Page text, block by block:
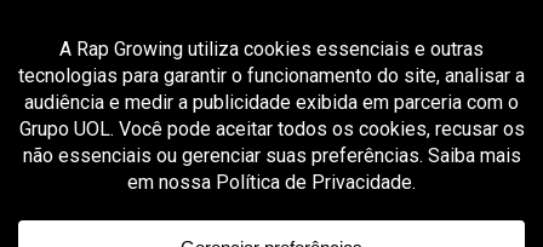
All posts tagged "mudanças de flow"
GROOVER X RAP GROWING 8 meses ago
EVHNDRX mostra técnica e versatilidade de
flow na faixa “LOVE IT”